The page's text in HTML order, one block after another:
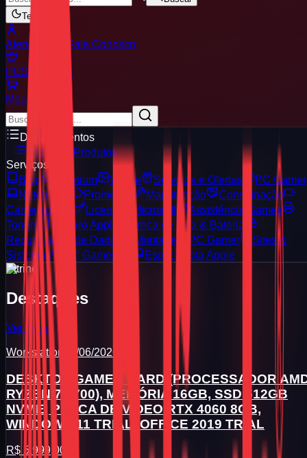
Tema
Atendimento Fale Conosco
PCS Premium
MeuCarrinho
Departamentos
Todos os Produtos
Serviços
Blog
Premium Vitrine Serviços e Ofertas
PC Gamer
Notebooks
Promoção Manutenção
Consignação
Carregadores
Licenças Microsoft
Assistência Games
Toners
Reparo Apple
Troca de Tela & Bateria
Recuperação de Dados
Montagem PC Gamer
Sites &
Sistemas
PC Gamer 3D
Especialista Apple
Vitrine
Destaques
Ver mais
Workstation 17/06/2026
DESKTOP GAMER HARD (PROCESSADOR
RYZEN 7 5700), MEMÓRIA 16GB, SSD 512GB
NVME, PLACA DE VÍDEO RTX 4060 8GB,
WINDOWS 11 TRIAL, OFFICE 2019 TRIAL
R$ 5.999,00